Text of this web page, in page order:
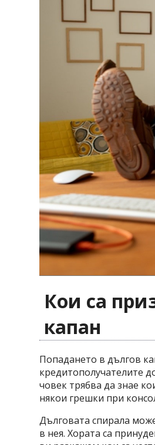
Кои са
капан
Попадането в дългов
кредитополучателите
човек трябва да знае
някои грешки при
Дълговата спирала
в нея. Хората са